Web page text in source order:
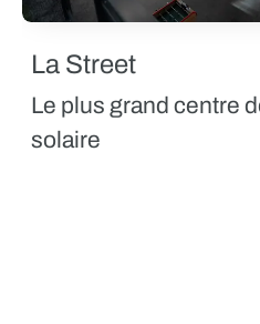
La Street
Le plus grand centre
solaire